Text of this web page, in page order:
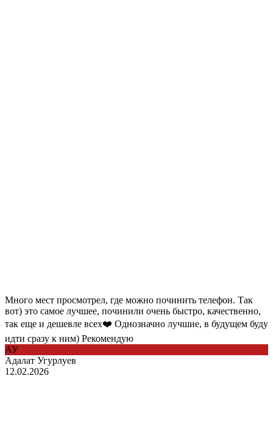
Много мест просмотрел, где можно починить телефон. Так
вот) это самое лучшее, починили очень быстро, качественно,
так еще и дешевле всех❤️ Однозначно лучшие, в будущем буду
идти сразу к ним) Рекомендую
АУ
Адалат Угурлуев
12.02.2026